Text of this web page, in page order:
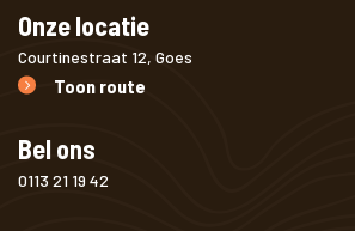
Onze locatie
Courtinestraat 12, Goes
Toon route
Bel ons
0113 21 19 42